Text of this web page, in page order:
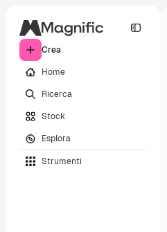
Crea
Home
Ricerca
Stock
Esplora
Strumenti